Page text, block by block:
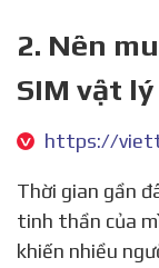
2. Nên
SIM vật
Thời gian gần đây Apple đã nâng cấp những đứa con
tinh thần của
khiến nhiều